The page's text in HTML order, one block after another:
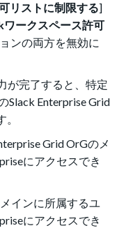
リストに制限する]
ワークスペース許可
ンの両方を無効に
が完了すると、特定
Slack Enterprise Grid
Grid OrGのメ
にアクセスでき
インに所属するユ
にアクセスでき